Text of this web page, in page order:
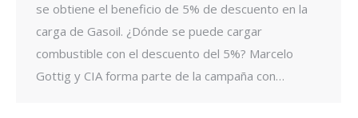
se obtiene el beneficio de 5% de descuento en la
carga de Gasoil. ¿Dónde se puede cargar
combustible con el descuento del 5%? Marcelo
Gottig y CIA forma parte de la campaña con…